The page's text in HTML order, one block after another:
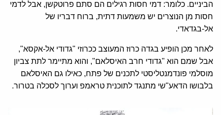
הביניים. כלומר: דמי חסות רגילים הם סתם פרוטקשן, אבל לדמי
חסות מן הנוצרים יש משמעות דתית, ברוח דבריו של
אל-בגדאדי.
לאחר מכן הופיע בגדה כרוז המעוצב ככרוזי "גדודי אל-אקסא",
אבל שמם הוא "גדודי חרב האיסלאם", והוא מתיימר לתת צביון
מוסלמי פונדמנטליסטי לתכנים של פתח, כאילו גם האיסלאם
בלבושו הדאע"שי מתנגד לתוכנית טראמפ וערוך לסכלה בטרור.